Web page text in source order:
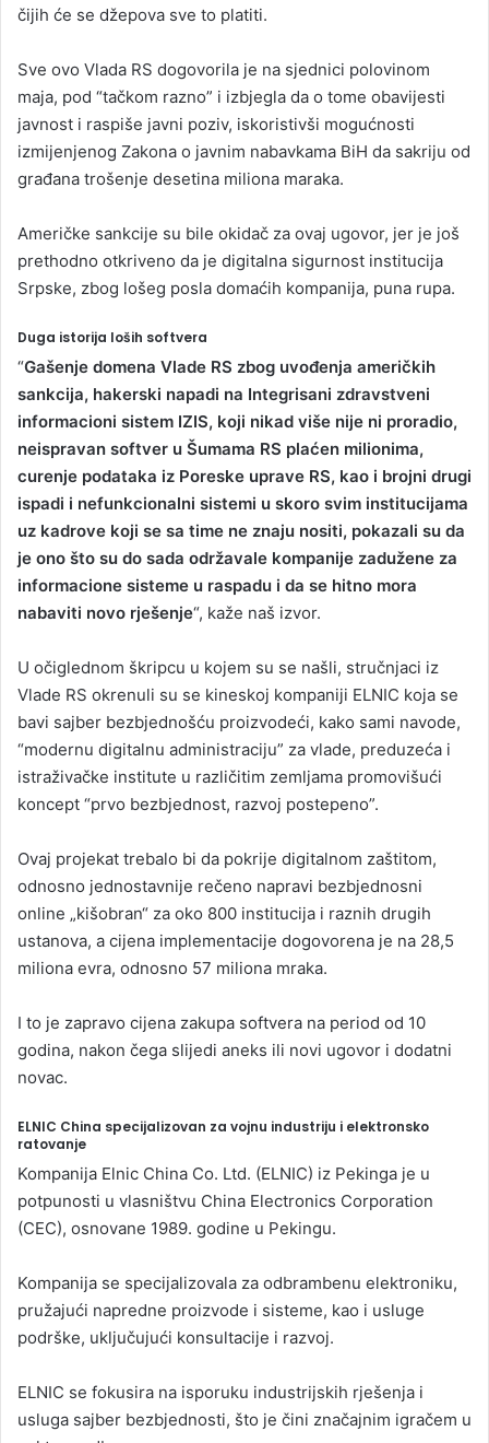
čijih će se džepova sve to platiti.
Sve ovo Vlada RS dogovorila je na sjednici polovinom
maja, pod “tačkom razno” i izbjegla da o tome obavijesti
javnost i raspiše javni poziv, iskoristivši mogućnosti
izmijenjenog Zakona o javnim nabavkama BiH da sakriju od
građana trošenje desetina miliona maraka.
Američke sankcije su bile okidač za ovaj ugovor, jer je još
prethodno otkriveno da je digitalna sigurnost institucija
Srpske, zbog lošeg posla domaćih kompanija, puna rupa.
Duga istorija loših softvera
“Gašenje domena Vlade RS zbog uvođenja američkih
sankcija, hakerski napadi na Integrisani zdravstveni
informacioni sistem IZIS, koji nikad više nije ni proradio,
neispravan softver u Šumama RS plaćen milionima,
curenje podataka iz Poreske uprave RS, kao i brojni drugi
ispadi i nefunkcionalni sistemi u skoro svim institucijama
uz kadrove koji se sa time ne znaju nositi, pokazali su da
je ono što su do sada održavale kompanije zadužene za
informacione sisteme u raspadu i da se hitno mora
nabaviti novo rješenje“, kaže naš izvor.
U očiglednom škripcu u kojem su se našli, stručnjaci iz
Vlade RS okrenuli su se kineskoj kompaniji ELNIC koja se
bavi sajber bezbjednošću proizvodeći, kako sami navode,
“modernu digitalnu administraciju” za vlade, preduzeća i
istraživačke institute u različitim zemljama promovišući
koncept “prvo bezbjednost, razvoj postepeno”.
Ovaj projekat trebalo bi da pokrije digitalnom zaštitom,
odnosno jednostavnije rečeno napravi bezbjednosni
online „kišobran“ za oko 800 institucija i raznih drugih
ustanova, a cijena implementacije dogovorena je na 28,5
miliona evra, odnosno 57 miliona mraka.
I to je zapravo cijena zakupa softvera na period od 10
godina, nakon čega slijedi aneks ili novi ugovor i dodatni
novac.
ELNIC China specijalizovan za vojnu industriju i elektronsko
ratovanje
Kompanija Elnic China Co. Ltd. (ELNIC) iz Pekinga je u
potpunosti u vlasništvu China Electronics Corporation
(CEC), osnovane 1989. godine u Pekingu.
Kompanija se specijalizovala za odbrambenu elektroniku,
pružajući napredne proizvode i sisteme, kao i usluge
podrške, uključujući konsultacije i razvoj.
ELNIC se fokusira na isporuku industrijskih rješenja i
usluga sajber bezbjednosti, što je čini značajnim igračem u